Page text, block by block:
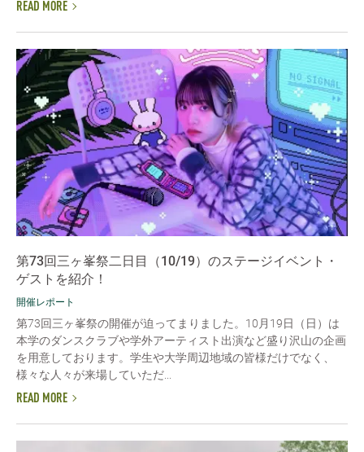
READ MORE
第73回三ヶ峯祭二日目（10/19）のステージイベント・
ゲストを紹介！
開催レポート
第73回三ヶ峯祭の開催が迫ってまりました。10月19日（日）は
本学のダンスクラブや学外アーティスト出演など盛り沢山の企画
を用意しております。学生や大学周辺地域の皆様だけでなく、
様々な人々が来場していただ...
READ MORE